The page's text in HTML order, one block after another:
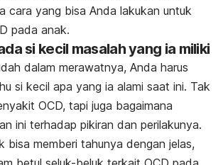
cara yang bisa Anda lakukan untuk
pada anak.
si kecil masalah yang ia miliki
dalam merawatnya, Anda harus
si kecil apa yang ia alami saat ini. Tak
OCD, tapi juga bagaimana
ini terhadap pikiran dan perilakunya.
bisa memberi tahunya dengan jelas,